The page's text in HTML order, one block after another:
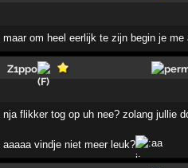
maar om heel eerlijk te zijn begin je me
Z1ppo
nja flikker tog op uh nee? zolang jullie
aaaaa vindje niet meer leuk?